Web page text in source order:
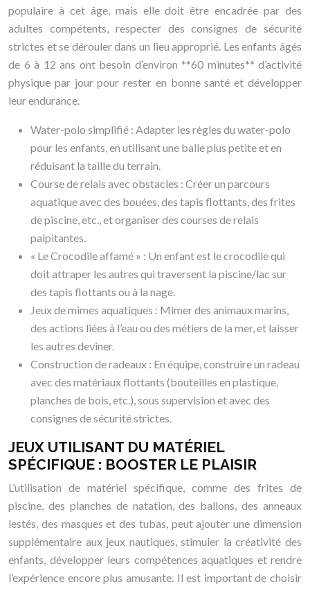
populaire à cet âge, mais elle doit être encadrée par des
adultes compétents, respecter des consignes de sécurité
strictes et se dérouler dans un lieu approprié. Les enfants âgés
de 6 à 12 ans ont besoin d’environ **60 minutes** d’activité
physique par jour pour rester en bonne santé et développer
leur endurance.
Water-polo simplifié : Adapter les règles du water-polo
pour les enfants, en utilisant une balle plus petite et en
réduisant la taille du terrain.
Course de relais avec obstacles : Créer un parcours
aquatique avec des bouées, des tapis flottants, des frites
de piscine, etc., et organiser des courses de relais
palpitantes.
« Le Crocodile affamé » : Un enfant est le crocodile qui
doit attraper les autres qui traversent la piscine/lac sur
des tapis flottants ou à la nage.
Jeux de mimes aquatiques : Mimer des animaux marins,
des actions liées à l’eau ou des métiers de la mer, et laisser
les autres deviner.
Construction de radeaux : En équipe, construire un radeau
avec des matériaux flottants (bouteilles en plastique,
planches de bois, etc.), sous supervision et avec des
consignes de sécurité strictes.
JEUX UTILISANT DU MATÉRIEL
SPÉCIFIQUE : BOOSTER LE PLAISIR
L’utilisation de matériel spécifique, comme des frites de
piscine, des planches de natation, des ballons, des anneaux
lestés, des masques et des tubas, peut ajouter une dimension
supplémentaire aux jeux nautiques, stimuler la créativité des
enfants, développer leurs compétences aquatiques et rendre
l’expérience encore plus amusante. Il est important de choisir